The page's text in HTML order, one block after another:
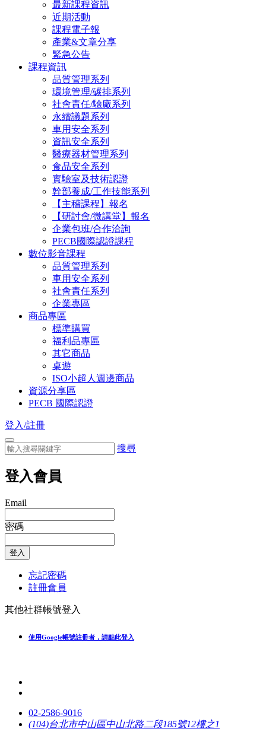
最新課程資訊
近期活動
課程電子報
產業&文章分享
緊急公告
課程資訊
品質管理系列
環境管理/碳排系列
社會責任/驗廠系列
永續議題系列
車用安全系列
資訊安全系列
醫療器材管理系列
食品安全系列
實驗室及技術認證
幹部養成/工作技能系列
【主稽課程】報名
【研討會/微講堂】報名
企業包班/合作洽詢
PECB國際認證課程
數位影音課程
品質管理系列
車用安全系列
社會責任系列
企業專區
商品專區
標準購買
福利品專區
其它商品
桌遊
ISO小超人週邊商品
資源分享區
PECB 國際認證
登入/註冊
搜尋
登入會員
Email
密碼
登入
忘記密碼
註冊會員
其他社群帳號登入
使用Google帳號註冊者，請點此登入
02-2586-9016
(104)台北市中山區中山北路二段185號12樓之1